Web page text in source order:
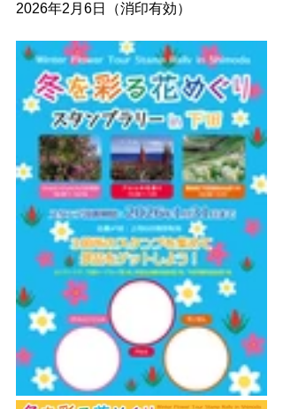
2026年2月6日（消印有効）